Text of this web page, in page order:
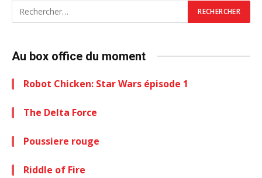
Au box office du moment
Robot Chicken: Star Wars épisode 1
The Delta Force
Poussiere rouge
Riddle of Fire